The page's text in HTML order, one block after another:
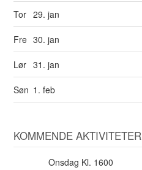
Tor 29. jan
Fre 30. jan
Lør 31. jan
Søn 1. feb
KOMMENDE AKTIVITETER
Onsdag Kl. 1600